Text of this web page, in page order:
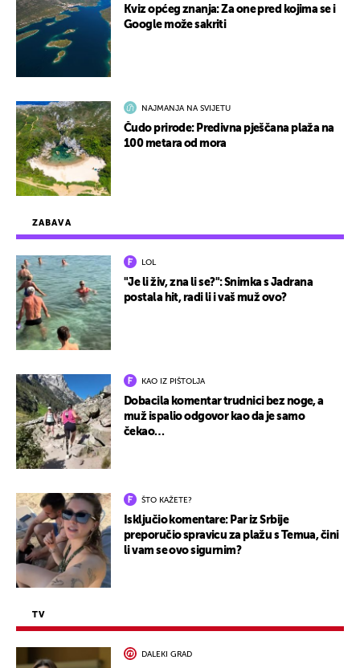
ZABAVA
LOL
"Je li živ, zna li se?": Snimka s Jadrana
postala hit, radi li i vaš muž ovo?
KAO IZ PIŠTOLJA
Dobacila komentar trudnici bez noge, a
muž ispalio odgovor kao da je samo
čekao…
ŠTO KAŽETE?
Isključio komentare: Par iz Srbije
preporučio spravicu za plažu s Temua, čini
li vam se ovo sigurnim?
TV
DALEKI GRAD
Kviz općeg znanja: Za one pred kojima se i
Google može sakriti
NAJMANJA NA SVIJETU
Čudo prirode: Predivna pješčana plaža na
100 metara od mora